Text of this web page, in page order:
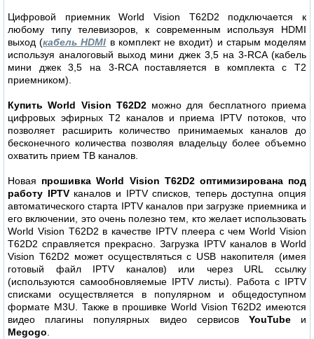
Цифровой приемник World Vision T62D2 подключается к
любому типу телевизоров, к современным используя HDMI
выход (кабель HDMI в комплект не входит) и старым моделям
используя аналоговый выход мини джек 3,5 на 3-RCA (кабель
мини джек 3,5 на 3-RCA поставляется в комплекта с Т2
приемником).
Купить World Vision T62D2можно для бесплатного приема
цифровых эфирных Т2 каналов и приема IPTV потоков, что
позволяет расширить количество принимаемых каналов до
бесконечного количества позволяя владельцу более объемно
охватить прием ТВ каналов.
Новая прошивка World Vision T62D2 оптимизирована под
работу IPTV каналов и IPTV списков, теперь доступна опция
автоматического старта IPTV каналов при загрузке приемника и
его включении, это очень полезно тем, кто желает использовать
World Vision T62D2 в качестве IPTV плеера с чем World Vision
T62D2 справляется прекрасно. Загрузка IPTV каналов в World
Vision T62D2 может осуществляться с USB накопителя (имея
готовый файл IPTV каналов) или через URL ссылку
(используются самообновляемые IPTV листы). Работа с IPTV
списками осуществляется в популярном и общедоступном
формате M3U. Также в прошивке World Vision T62D2 имеются
видео плагины популярных видео сервисов YouTube и
Megogo.